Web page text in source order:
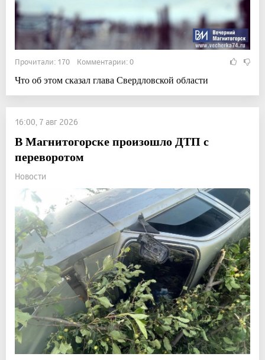
Прочитали: 170 Комментарии: 0
Что об этом сказал глава Свердловской области
16:00, 7 авг 2026
В Магнитогорске произошло ДТП с
переворотом
Новости